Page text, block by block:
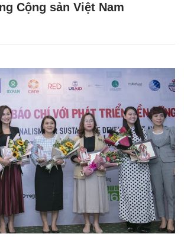
Cộng sản Việt Nam